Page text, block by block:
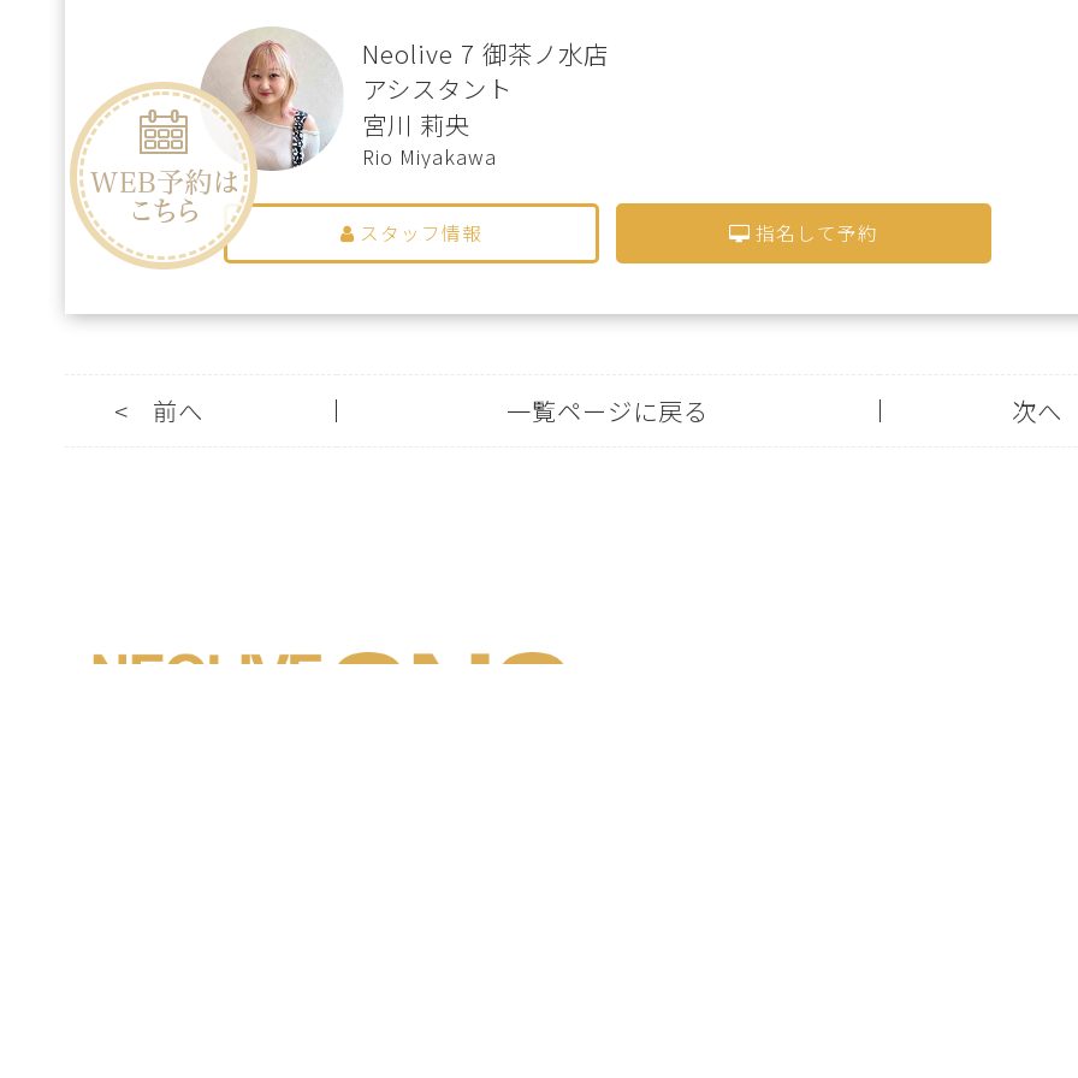
Neolive 7 御茶ノ水店
アシスタント
宮川 莉央
Rio Miyakawa
スタッフ情報 指名して予約
< 前へ 一覧ページに戻る 次へ